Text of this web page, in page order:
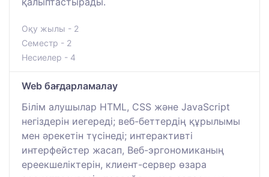
Оқу жылы - 2
Семестр - 2
Несиелер - 4
Web бағдарламалау
Білім алушылар HTML, CSS және JavaScript
негіздерін иегереді; веб-беттердің құрылымы
мен әрекетін түсінеді; интерактивті
интерфейстер жасап, Веб-эргономиканың
ереекшеліктерін, клиент-сервер өзара